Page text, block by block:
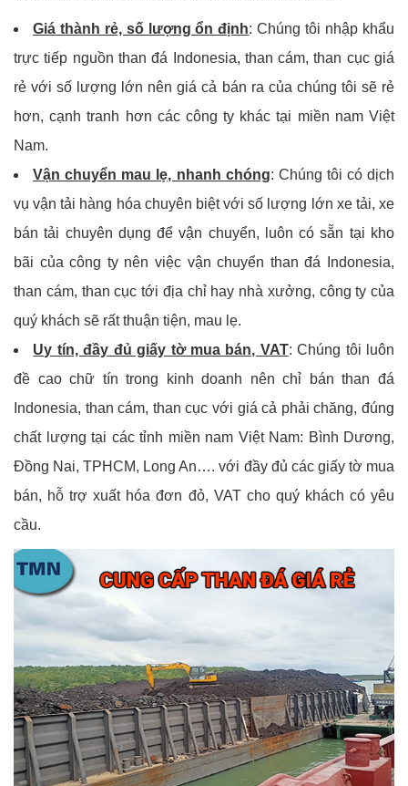
Giá thành rẻ, số lượng ổn định: Chúng tôi nhập khẩu
trực tiếp nguồn than đá Indonesia, than cám, than cục giá
rẻ với số lượng lớn nên giá cả bán ra của chúng tôi sẽ rẻ
hơn, cạnh tranh hơn các công ty khác tại miền nam Việt
Nam.
Vận chuyển mau lẹ, nhanh chóng: Chúng tôi có dịch
vụ vận tải hàng hóa chuyên biệt với số lượng lớn xe tải, xe
bán tải chuyên dụng để vận chuyển, luôn có sẵn tại kho
bãi của công ty nên việc vận chuyển than đá Indonesia,
than cám, than cục tới địa chỉ hay nhà xưởng, công ty của
quý khách sẽ rất thuận tiện, mau lẹ.
Uy tín, đầy đủ giấy tờ mua bán, VAT: Chúng tôi luôn
đề cao chữ tín trong kinh doanh nên chỉ bán than đá
Indonesia, than cám, than cục với giá cả phải chăng, đúng
chất lượng tại các tỉnh miền nam Việt Nam: Bình Dương,
Đồng Nai, TPHCM, Long An…. với đầy đủ các giấy tờ mua
bán, hỗ trợ xuất hóa đơn đỏ, VAT cho quý khách có yêu
cầu.